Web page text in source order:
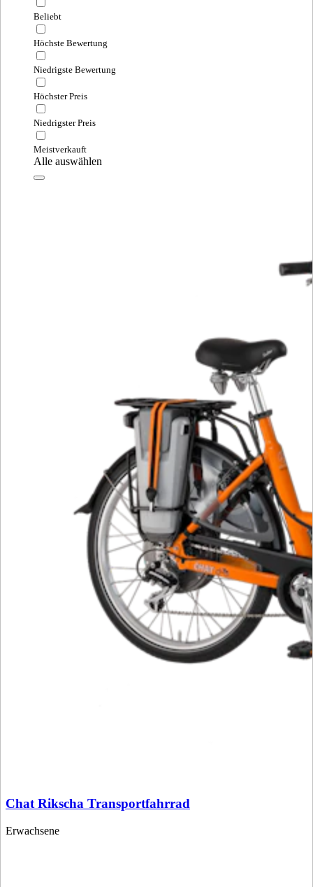
Beliebt
Höchste Bewertung
Niedrigste Bewertung
Höchster Preis
Niedrigster Preis
Meistverkauft
Alle auswählen
Chat Rikscha Transportfahrrad
Erwachsene